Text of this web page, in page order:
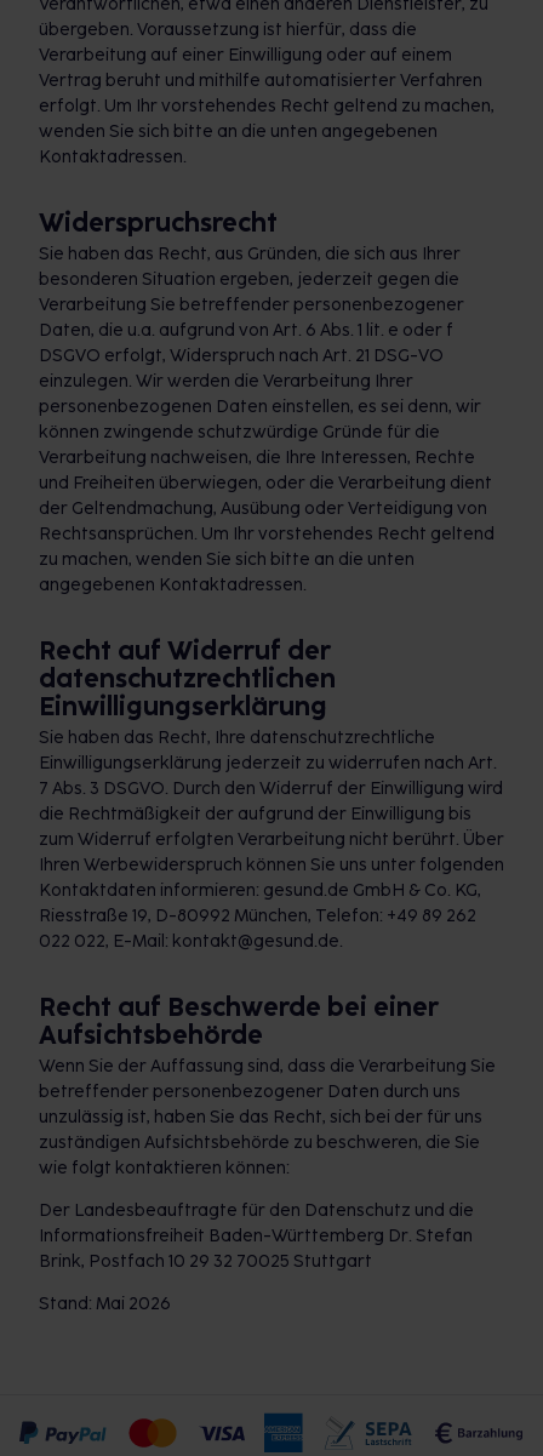
übergeben. Voraussetzung ist hierfür, dass die
Verarbeitung auf einer Einwilligung oder auf einem
Vertrag beruht und mithilfe automatisierter Verfahren
erfolgt. Um Ihr vorstehendes Recht geltend zu machen,
wenden Sie sich bitte an die unten angegebenen
Kontaktadressen.
Widerspruchsrecht
Sie haben das Recht, aus Gründen, die sich aus Ihrer
besonderen Situation ergeben, jederzeit gegen die
Verarbeitung Sie betreffender personenbezogener
Daten, die u.a. aufgrund von Art. 6 Abs. 1 lit. e oder f
DSGVO erfolgt, Widerspruch nach Art. 21 DSG-VO
einzulegen. Wir werden die Verarbeitung Ihrer
personenbezogenen Daten einstellen, es sei denn, wir
können zwingende schutzwürdige Gründe für die
Verarbeitung nachweisen, die Ihre Interessen, Rechte
und Freiheiten überwiegen, oder die Verarbeitung dient
der Geltendmachung, Ausübung oder Verteidigung von
Rechtsansprüchen. Um Ihr vorstehendes Recht geltend
zu machen, wenden Sie sich bitte an die unten
angegebenen Kontaktadressen.
Recht auf Widerruf der
datenschutzrechtlichen
Einwilligungserklärung
Sie haben das Recht, Ihre datenschutzrechtliche
Einwilligungserklärung jederzeit zu widerrufen nach Art.
7 Abs. 3 DSGVO. Durch den Widerruf der Einwilligung wird
die Rechtmäßigkeit der aufgrund der Einwilligung bis
zum Widerruf erfolgten Verarbeitung nicht berührt. Über
Ihren Werbewiderspruch können Sie uns unter folgenden
Kontaktdaten informieren: gesund.de GmbH & Co. KG,
Riesstraße 19, D-80992 München, Telefon: +49 89 262
022 022, E-Mail: kontakt@gesund.de.
Recht auf Beschwerde bei einer
Aufsichtsbehörde
Wenn Sie der Auffassung sind, dass die Verarbeitung Sie
betreffender personenbezogener Daten durch uns
unzulässig ist, haben Sie das Recht, sich bei der für uns
zuständigen Aufsichtsbehörde zu beschweren, die Sie
wie folgt kontaktieren können:
Der Landesbeauftragte für den Datenschutz und die
Informationsfreiheit Baden-Württemberg Dr. Stefan
Brink, Postfach 10 29 32 70025 Stuttgart
Stand: Mai 2026